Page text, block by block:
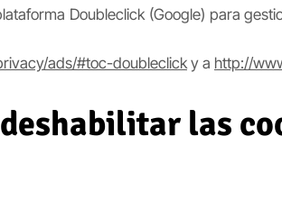
Doubleclick (Google) para
ads/#toc-doubleclick y a http://
las